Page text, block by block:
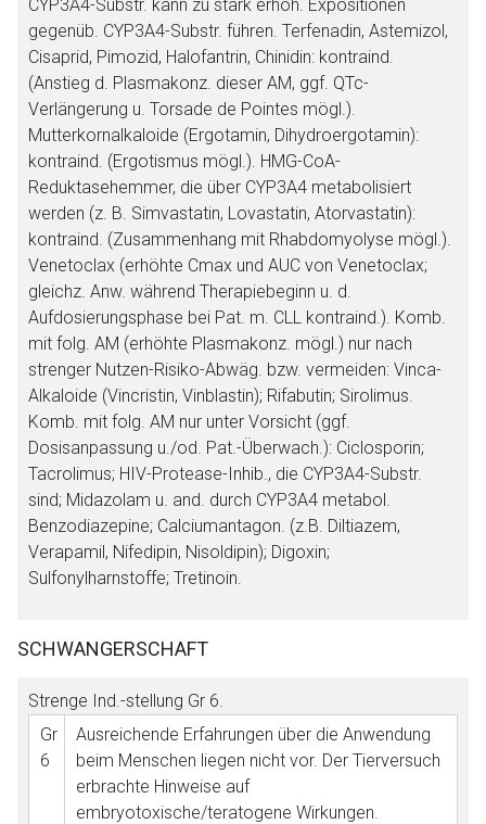
CYP3A4-Substr. kann zu stark erhöh. Expositionen
gegenüb. CYP3A4-Substr. führen. Terfenadin, Astemizol,
Cisaprid, Pimozid, Halofantrin, Chinidin: kontraind.
(Anstieg d. Plasmakonz. dieser AM, ggf. QTc-
Verlängerung u. Torsade de Pointes mögl.).
Mutterkornalkaloide (Ergotamin, Dihydroergotamin):
kontraind. (Ergotismus mögl.). HMG-CoA-
Reduktasehemmer, die über CYP3A4 metabolisiert
werden (z. B. Simvastatin, Lovastatin, Atorvastatin):
kontraind. (Zusammenhang mit Rhabdomyolyse mögl.).
Venetoclax (erhöhte Cmax und AUC von Venetoclax;
gleichz. Anw. während Therapiebeginn u. d.
Aufdosierungsphase bei Pat. m. CLL kontraind.). Komb.
mit folg. AM (erhöhte Plasmakonz. mögl.) nur nach
strenger Nutzen-Risiko-Abwäg. bzw. vermeiden: Vinca-
Alkaloide (Vincristin, Vinblastin); Rifabutin; Sirolimus.
Komb. mit folg. AM nur unter Vorsicht (ggf.
Dosisanpassung u./od. Pat.-Überwach.): Ciclosporin;
Tacrolimus; HIV-Protease-Inhib., die CYP3A4-Substr.
sind; Midazolam u. and. durch CYP3A4 metabol.
Benzodiazepine; Calciumantagon. (z.B. Diltiazem,
Verapamil, Nifedipin, Nisoldipin); Digoxin;
Sulfonylharnstoffe; Tretinoin.
SCHWANGERSCHAFT
Strenge Ind.-stellung Gr 6
Gr
6
Ausreichende Erfahrungen über die Anwendung
beim Menschen liegen nicht vor. Der Tierversuch
erbrachte Hinweise auf
embryotoxische/teratogene Wirkungen.